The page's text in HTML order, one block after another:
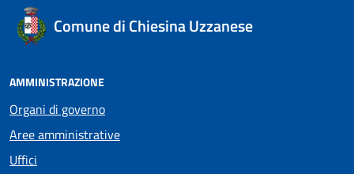
Comune di Chiesina Uzzanese
AMMINISTRAZIONE
Organi di governo
Aree amministrative
Uffici